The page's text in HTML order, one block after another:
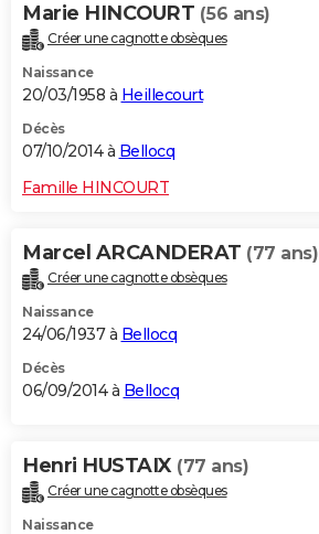
Marie HINCOURT (56 ans)
Créer une cagnotte obsèques
Naissance
20/03/1958 à Heillecourt
Décès
07/10/2014 à Bellocq
Famille HINCOURT
Marcel ARCANDERAT (77 ans)
Créer une cagnotte obsèques
Naissance
24/06/1937 à Bellocq
Décès
06/09/2014 à Bellocq
Henri HUSTAIX (77 ans)
Créer une cagnotte obsèques
Naissance